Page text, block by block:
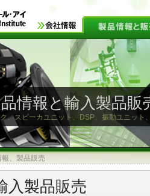
情報と輸入製品
、スピーカユニット、DSP、振動ユニット
、製品販売
入製品販売